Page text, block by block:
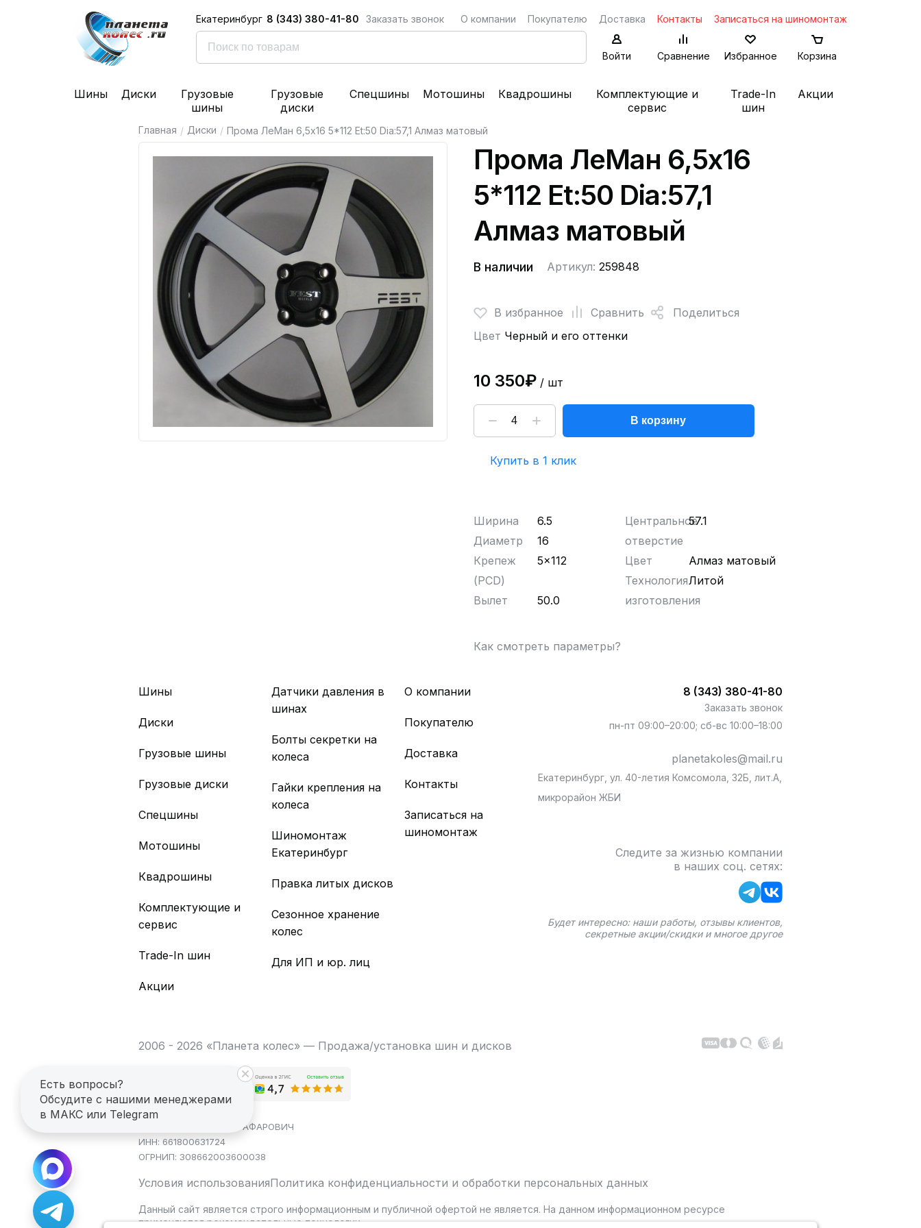
Екатеринбург 8 (343) 380-41-80 Заказать звонок О компании Покупателю Доставка Контакты Записаться на шиномонтаж
Войти Сравнение Избранное Корзина
Шины Диски
Грузовые
шины
Грузовые
диски
Спецшины Мотошины Квадрошины
Комплектующие и
сервис
Trade-In
шин
Акции
Главная / Диски / Прома ЛеМан 6,5x16 5*112 Et:50 Dia:57,1 Алмаз матовый
Прома ЛеМан 6,5x16
5*112 Et:50 Dia:57,1
Алмаз матовый
В наличии Артикул: 259848
В избранное Сравнить
Поделиться
Цвет Черный и его оттенки
10 350₽/ шт
В корзину
Купить в 1 клик
Ширина
6.5
Диаметр
16
Крепеж
(PCD)
5x112
Вылет 50.0
Центральное
отверстие
57.1
Цвет
Алмаз матовый
Технология
изготовления
Литой
Как смотреть параметры?
Шины
Диски
Грузовые шины
Грузовые диски
Спецшины
Мотошины
Квадрошины
Комплектующие и
сервис
Trade-In шин
Акции
Датчики давления в
шинах
Болты секретки на
колеса
Гайки крепления на
колеса
Шиномонтаж
Екатеринбург
Правка литых дисков
Сезонное хранение
колес
Для ИП и юр. лиц
О компании
Покупателю
Доставка
Контакты
Записаться на
шиномонтаж
8 (343) 380-41-80
Заказать звонок
пн-пт 09:00–20:00; сб-вс 10:00–18:00
planetakoles@mail.ru
Екатеринбург, ул. 40-летия Комсомола, 32Б, лит.А,
микрорайон ЖБИ
Следите за жизнью компании
в наших соц. сетях:
Будет интересно: наши работы, отзывы клиентов,
секретные акции/скидки и многое другое
2006 - 2026 «Планета колес» — Продажа/установка шин и дисков
ИП САГДЕЕВ ДИНАР ЯГАФАРОВИЧ
ИНН: 661800631724
ОГРНИП: 308662003600038
Условия использованияПолитика конфиденциальности и обработки персональных данных
Данный сайт является строго информационным и публичной офертой не является. На данном информационном ресурсе
применяются рекомендательные технологии.
Есть вопросы?
Обсудите с нашими менеджерами
в МАКС или Telegram